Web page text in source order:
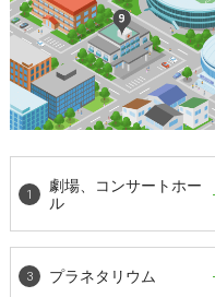
劇場、コンサートホー
ル
プラネタリウム